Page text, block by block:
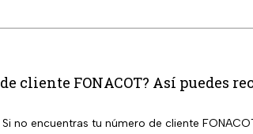
cliente FONACOT? Así puedes
Si no encuentras tu número de cliente